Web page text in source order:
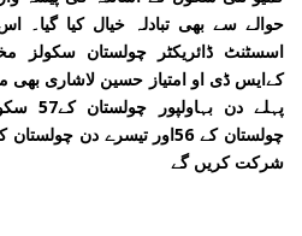
حوالے سے بھی تبادلہ خیال کیا
اسسٹنٹ ڈائریکٹر چولستان سکولز
کےایس ڈی او امتیاز حسین لاشاری بھی
پہلے دن
شرکت کریں گے